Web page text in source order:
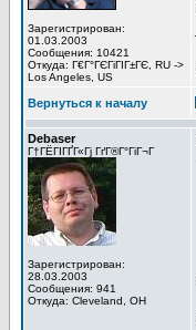
Зарегистрирован:
01.03.2003
Сообщения: 10421
Откуда: Г€Г°ГЄГіГІГ±ГЄ, RU ->
Los Angeles, US
Вернуться к началу
Debaser
Г†ГЁГІГҐГ«Гј ГґГ®Г°ГіГ¬Г
Зарегистрирован:
28.03.2003
Сообщения: 941
Откуда: Cleveland, OH